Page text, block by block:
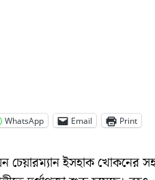
WhatsApp Email Print
চেয়ারম্যান ইসহাক খোকনের